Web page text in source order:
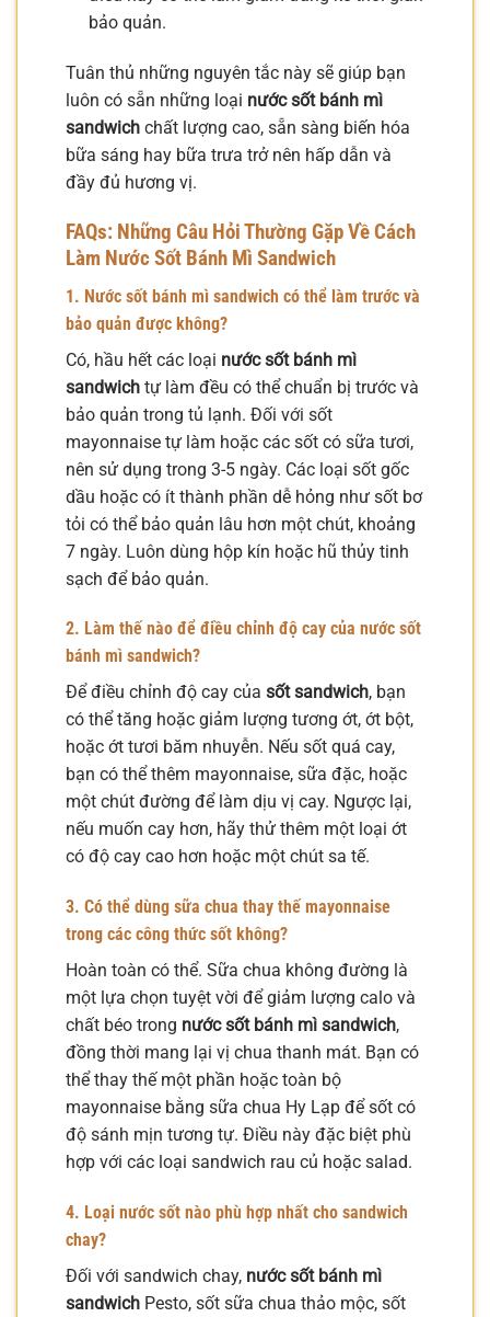
bảo quản.
Tuân thủ những nguyên tắc này sẽ giúp bạn
luôn có sẵn những loại nước sốt bánh mì
sandwich chất lượng cao, sẵn sàng biến hóa
bữa sáng hay bữa trưa trở nên hấp dẫn và
đầy đủ hương vị.
FAQs: Những Câu Hỏi Thường Gặp Về Cách
Làm Nước Sốt Bánh Mì Sandwich
1. Nước sốt bánh mì sandwich có thể làm trước và
bảo quản được không?
Có, hầu hết các loại nước sốt bánh mì
sandwich tự làm đều có thể chuẩn bị trước và
bảo quản trong tủ lạnh. Đối với sốt
mayonnaise tự làm hoặc các sốt có sữa tươi,
nên sử dụng trong 3-5 ngày. Các loại sốt gốc
dầu hoặc có ít thành phần dễ hỏng như sốt bơ
tỏi có thể bảo quản lâu hơn một chút, khoảng
7 ngày. Luôn dùng hộp kín hoặc hũ thủy tinh
sạch để bảo quản.
2. Làm thế nào để điều chỉnh độ cay của nước sốt
bánh mì sandwich?
Để điều chỉnh độ cay của sốt sandwich, bạn
có thể tăng hoặc giảm lượng tương ớt, ớt bột,
hoặc ớt tươi băm nhuyễn. Nếu sốt quá cay,
bạn có thể thêm mayonnaise, sữa đặc, hoặc
một chút đường để làm dịu vị cay. Ngược lại,
nếu muốn cay hơn, hãy thử thêm một loại ớt
có độ cay cao hơn hoặc một chút sa tế.
3. Có thể dùng sữa chua thay thế mayonnaise
trong các công thức sốt không?
Hoàn toàn có thể. Sữa chua không đường là
một lựa chọn tuyệt vời để giảm lượng calo và
chất béo trong nước sốt bánh mì sandwich,
đồng thời mang lại vị chua thanh mát. Bạn có
thể thay thế một phần hoặc toàn bộ
mayonnaise bằng sữa chua Hy Lạp để sốt có
độ sánh mịn tương tự. Điều này đặc biệt phù
hợp với các loại sandwich rau củ hoặc salad.
4. Loại nước sốt nào phù hợp nhất cho sandwich
chay?
Đối với sandwich chay, nước sốt bánh mì
sandwich Pesto, sốt sữa chua thảo mộc, sốt